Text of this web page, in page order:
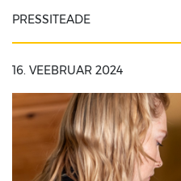
PRESSITEADE
16. VEEBRUAR 2024